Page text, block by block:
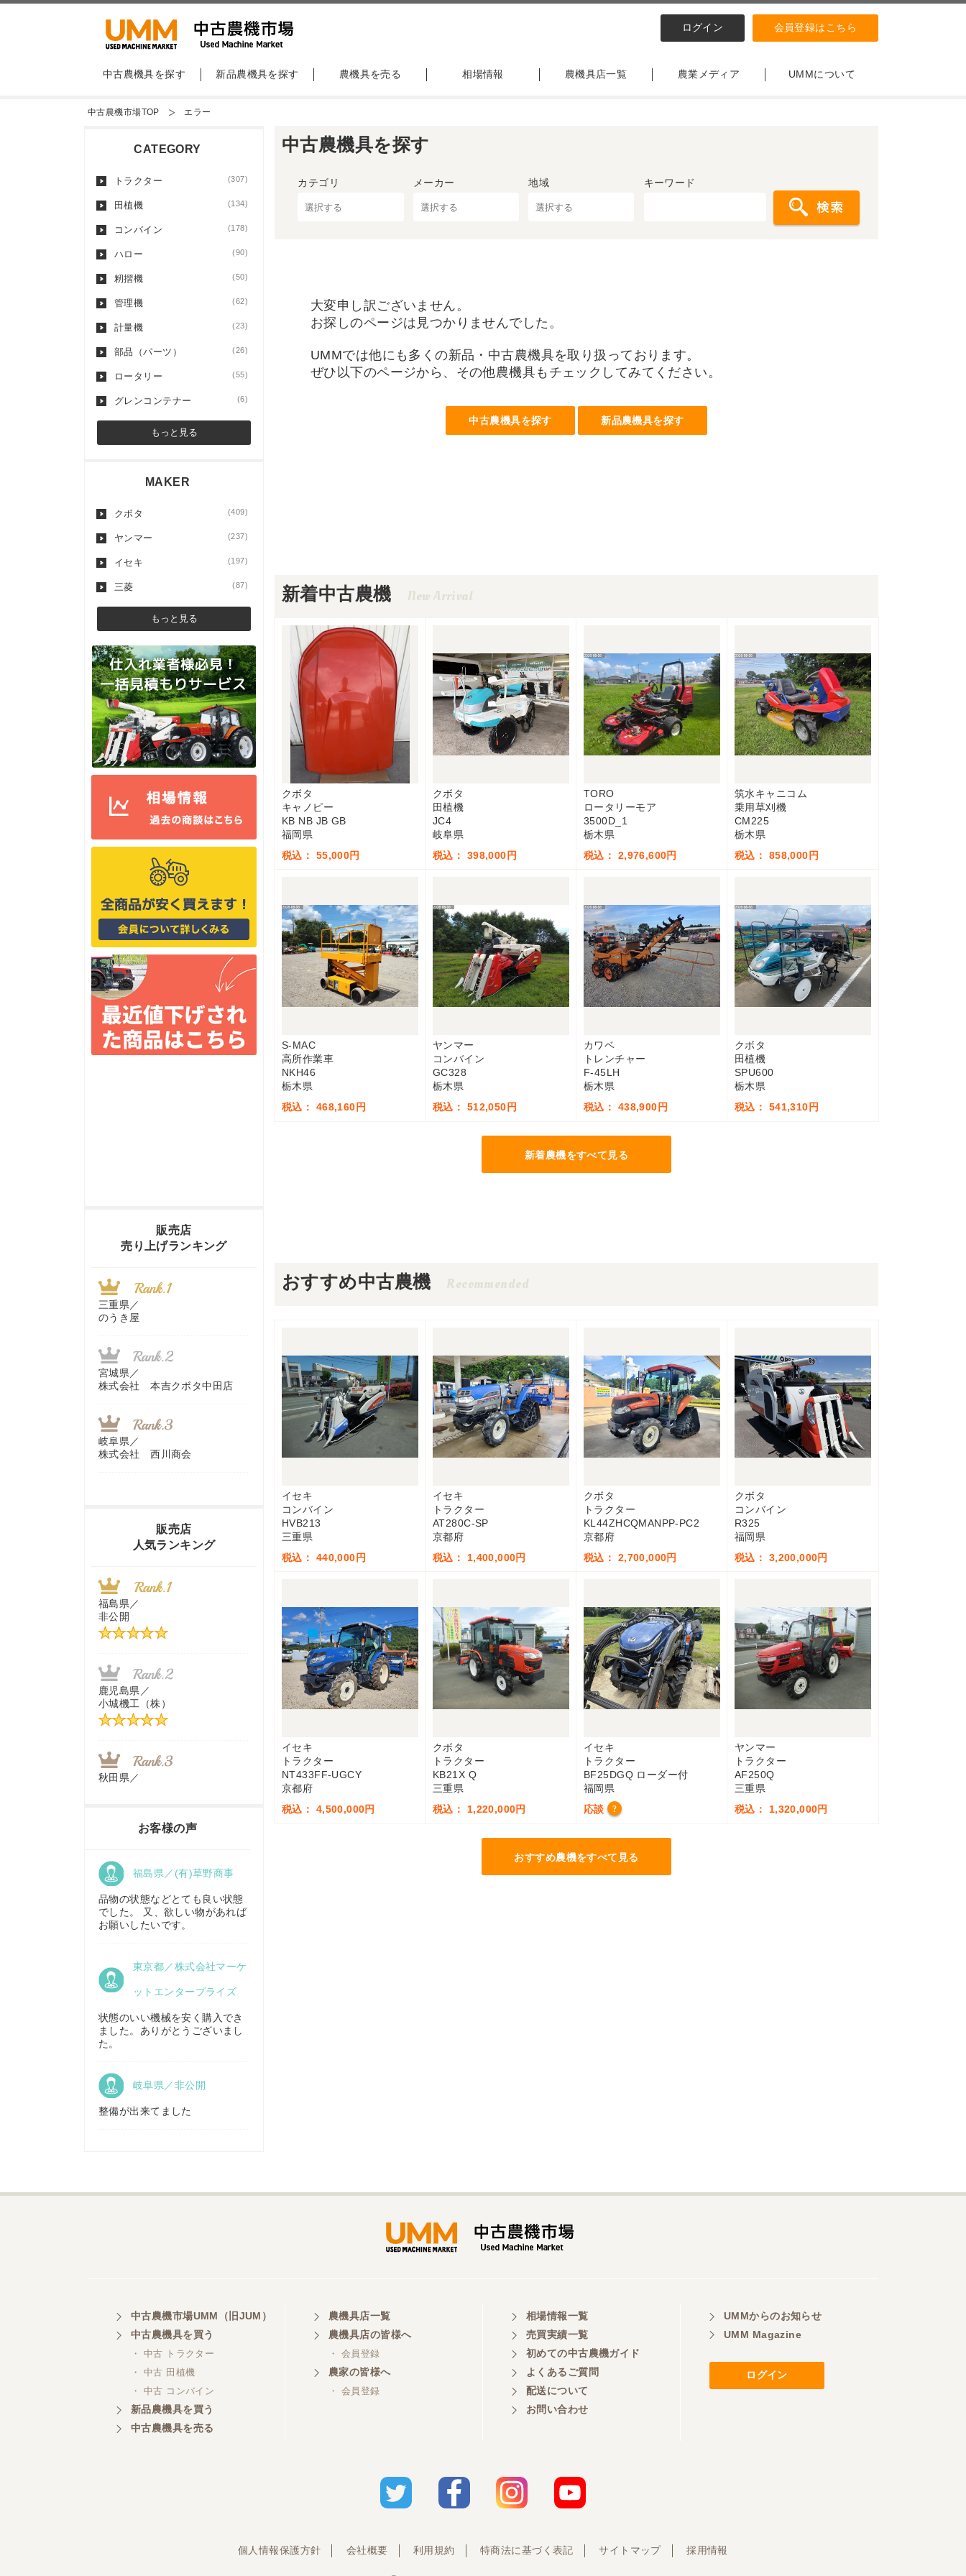
ログイン 会員登録はこちら
中古農機具を探す 新品農機具を探す 農機具を売る 相場情報 農機具店一覧 農業メディア UMMについて
中古農機市場TOP エラー
中古農機具を探す
カテゴリ メーカー 地域 キーワード
大変申し訳ございません。
お探しのページは見つかりませんでした。
UMMでは他にも多くの新品・中古農機具を取り扱っております。
ぜひ以下のページから、その他農機具もチェックしてみてください。
中古農機具を探す 新品農機具を探す
新着中古農機 New Arrival
クボタ
キャノピー
KB NB JB GB
福岡県
税込： 55,000円
クボタ
田植機
JC4
岐阜県
税込： 398,000円
TORO
ロータリーモア
3500D_1
栃木県
税込： 2,976,600円
筑水キャニコム
乗用草刈機
CM225
栃木県
税込： 858,000円
S-MAC
高所作業車
NKH46
栃木県
税込： 468,160円
ヤンマー
コンバイン
GC328
栃木県
税込： 512,050円
カワベ
トレンチャー
F-45LH
栃木県
税込： 438,900円
クボタ
田植機
SPU600
栃木県
税込： 541,310円
新着農機をすべて見る
おすすめ中古農機 Recommended
イセキ
コンバイン
HVB213
三重県
税込： 440,000円
イセキ
トラクター
AT280C-SP
京都府
税込： 1,400,000円
クボタ
トラクター
KL44ZHCQMANPP-PC2
京都府
税込： 2,700,000円
クボタ
コンバイン
R325
福岡県
税込： 3,200,000円
イセキ
トラクター
NT433FF-UGCY
京都府
税込： 4,500,000円
クボタ
トラクター
KB21X Q
三重県
税込： 1,220,000円
イセキ
トラクター
BF25DGQ ローダー付
福岡県
応談
?
ヤンマー
トラクター
AF250Q
三重県
税込： 1,320,000円
おすすめ農機をすべて見る
CATEGORY
トラクター (307)
田植機 (134)
コンバイン (178)
ハロー (90)
籾摺機 (50)
管理機 (62)
計量機 (23)
部品（パーツ） (26)
ロータリー (55)
グレンコンテナー (6)
もっと見る
MAKER
クボタ (409)
ヤンマー (237)
イセキ (197)
三菱 (87)
もっと見る
販売店
売り上げランキング
三重県／
のうき屋
宮城県／
株式会社 本吉クボタ中田店
岐阜県／
株式会社 西川商会
農機リンクス
山梨県／
株式会社 ヨダ兄弟商会
近江商事合同会社：「茨城中古
農建機販売」
ガワ農機商会）
東京都／
株式会社マーケットエンタープ
ライズ
秋田県／
TMKトレーディング株式会社
販売店
人気ランキング
福島県／
非公開
鹿児島県／
小城機工（株）
秋田県／
香川県／
農機リンクス
株式会社キリノ
福島県／
株式会社トミタモータース
株式会社 ケイ・エス・エンタ
ープライズ
お客様の声
福島県／(有)草野商事
品物の状態などとても良い状態
でした。 又、欲しい物があれば
お願いしたいです。
東京都／株式会社マーケ
ットエンタープライズ
状態のいい機械を安く購入でき
ました。ありがとうございまし
た。
岐阜県／非公開
整備が出来てました
中古農機市場UMM（旧JUM）
中古農機具を買う
・ 中古 トラクター
・ 中古 田植機
・ 中古 コンバイン
新品農機具を買う
中古農機具を売る
農機具店一覧
農機具店の皆様へ
・ 会員登録
農家の皆様へ
・ 会員登録
相場情報一覧
売買実績一覧
初めての中古農機ガイド
よくあるご質問
配送について
お問い合わせ
UMMからのお知らせ
UMM Magazine
ログイン
個人情報保護方針 会社概要 利用規約 特商法に基づく表記 サイトマップ 採用情報